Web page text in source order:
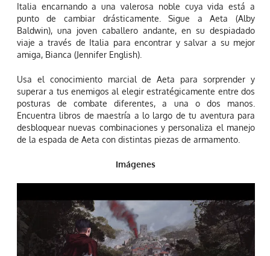
Italia encarnando a una valerosa noble cuya vida está a
punto de cambiar drásticamente. Sigue a Aeta (Alby
Baldwin), una joven caballero andante, en su despiadado
viaje a través de Italia para encontrar y salvar a su mejor
amiga, Bianca (Jennifer English).
Usa el conocimiento marcial de Aeta para sorprender y
superar a tus enemigos al elegir estratégicamente entre dos
posturas de combate diferentes, a una o dos manos.
Encuentra libros de maestría a lo largo de tu aventura para
desbloquear nuevas combinaciones y personaliza el manejo
de la espada de Aeta con distintas piezas de armamento.
Imágenes